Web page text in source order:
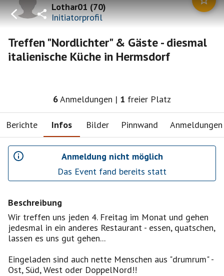
Lothar01(70)
Initiatorprofil
Treffen "Nordlichter" & Gäste - diesmal
italienische Küche in Hermsdorf
6Anmeldungen | 1 freier Platz
Berichte Infos Bilder Pinnwand Anmeldungen
Anmeldung nicht möglich
Das Event fand bereits statt
Beschreibung
Wir treffen uns jeden 4. Freitag im Monat und gehen
jedesmal in ein anderes Restaurant - essen, quatschen,
lassen es uns gut gehen...
Eingeladen sind auch nette Menschen aus "drumrum" -
Ost, Süd, West oder DoppelNord!!